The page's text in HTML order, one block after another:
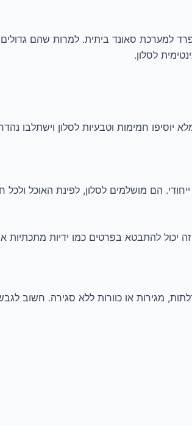
למערכת סאונד ביתית. למרות שהם
לסלון.
יוסיפו חמימות וטבעיות לסלון
הם מושלמים לסלון, לפינת האוכל ולכל
יכול להתבטא בפרטים כמו ידיות מתכתיות
דלתות, מגירות או כוורות ללא סגירה.